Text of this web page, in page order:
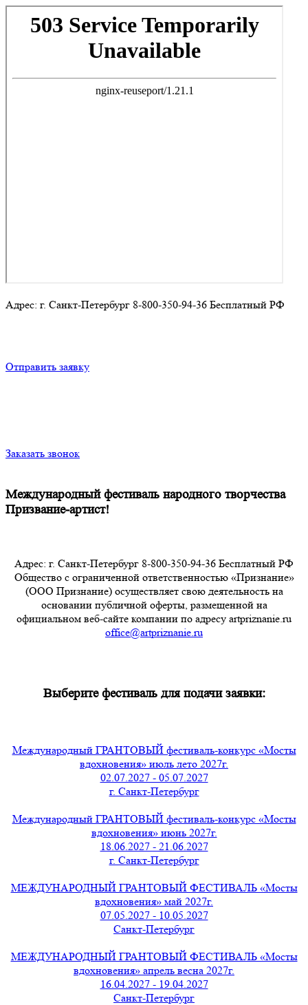
Адрес: г. Санкт-Петербург 8-800-350-94-36 Бесплатный РФ
Отправить заявку
Заказать звонок
Международный фестиваль народного творчества
Призвание-артист!
Адрес: г. Санкт-Петербург 8-800-350-94-36 Бесплатный РФ
Общество с ограниченной ответственностью «Признание»
(ООО Признание) осуществляет свою деятельность на
основании публичной оферты, размещенной на
официальном веб-сайте компании по адресу artpriznanie.ru
office@artpriznanie.ru
Выберите фестиваль для подачи заявки:
Международный ГРАНТОВЫЙ фестиваль-конкурс «Мосты
вдохновения» июль лето 2027г.
02.07.2027 - 05.07.2027
г. Санкт-Петербург
Международный ГРАНТОВЫЙ фестиваль-конкурс «Мосты
вдохновения» июнь 2027г.
18.06.2027 - 21.06.2027
г. Санкт-Петербург
МЕЖДУНАРОДНЫЙ ГРАНТОВЫЙ ФЕСТИВАЛЬ «Мосты
вдохновения» май 2027г.
07.05.2027 - 10.05.2027
Санкт-Петербург
МЕЖДУНАРОДНЫЙ ГРАНТОВЫЙ ФЕСТИВАЛЬ «Мосты
вдохновения» апрель весна 2027г.
16.04.2027 - 19.04.2027
Санкт-Петербург